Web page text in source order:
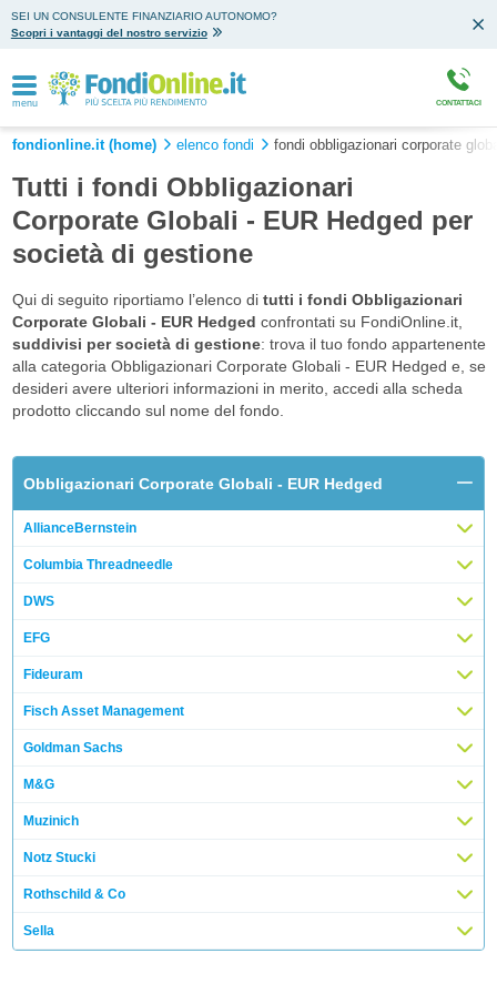
SEI UN CONSULENTE FINANZIARIO AUTONOMO?
Scopri i vantaggi del nostro servizio
menu CONTATTACI
fondionline.it (home) elenco fondi fondi obbligazionari corporate
Tutti i fondi Obbligazionari
Corporate Globali - EUR Hedged per
società di gestione
Qui di seguito riportiamo l’elenco di tutti i fondi Obbligazionari
Corporate Globali - EUR Hedged confrontati su FondiOnline.it,
suddivisi per società di gestione: trova il tuo fondo appartenente
alla categoria Obbligazionari Corporate Globali - EUR Hedged e, se
desideri avere ulteriori informazioni in merito, accedi alla scheda
prodotto cliccando sul nome del fondo.
Obbligazionari Corporate Globali - EUR Hedged
AllianceBernstein
Columbia Threadneedle
DWS
EFG
Fideuram
Fisch Asset Management
Goldman Sachs
M&G
Muzinich
Notz Stucki
Rothschild & Co
Sella